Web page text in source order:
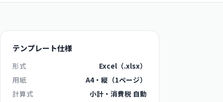
テンプレート仕様
形式
Excel（.xlsx）
用紙
A4・縦（1ページ）
計算式
小計・消費税 自動